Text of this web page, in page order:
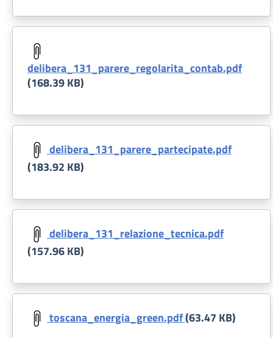
Document
delibera_131_parere_regolarita_contab.pdf
(168.39 KB)
Document
delibera_131_parere_partecipate.pdf
(183.92 KB)
Document
delibera_131_relazione_tecnica.pdf
(157.96 KB)
Document
toscana_energia_green.pdf(63.47 KB)